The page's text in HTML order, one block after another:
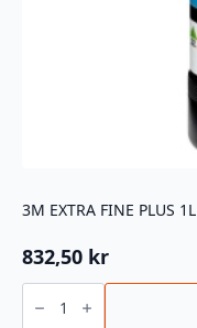
3M EXTRA FINE PLUS 1L
832,50 kr
3M
EXTRA